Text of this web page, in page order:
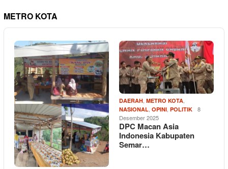
METRO KOTA
DAERAH, METRO KOTA,
NASIONAL, OPINI, POLITIK
8
Desember 2025
DPC Macan Asia
Indonesia Kabupaten
Semar…